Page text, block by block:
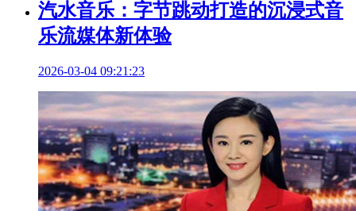
汽水音乐：字节跳动打造的沉浸式音
乐流媒体新体验
2026-03-04 09:21:23